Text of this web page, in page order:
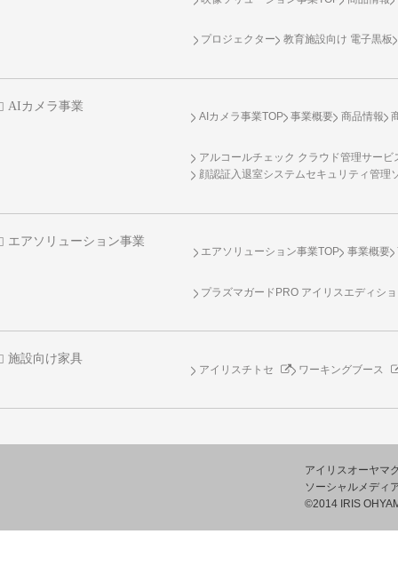
プロジェクター 教育施設向け 電子黒板
AIカメラ事業
AIカメラ事業TOP 事業概要 商品情報
アルコールチェック クラウド管理サービ
顔認証入退室システムセキュリティ管理
エアソリューション事業
エアソリューション事業TOP 事業概要
プラズマガードPRO アイリスエディシ
施設向け家具
アイリスチトセ ワーキングブース
アイリスオーヤマ
ソーシャルメディ
©2014 IRIS